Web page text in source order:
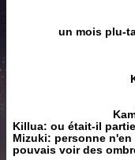
un mois plu-
Killua: ou était-il partie
Mizuki: personne
pouvais voir des